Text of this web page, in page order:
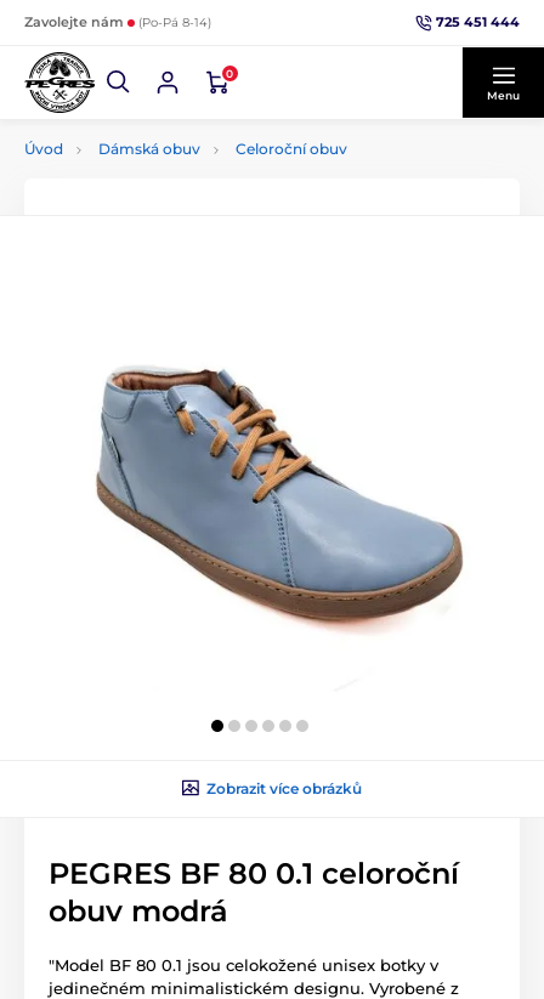
Zavolejte nám (Po-Pá 8-14) 725 451 444
0
Menu
Úvod Dámská obuv Celoroční obuv
Zobrazit více obrázků
PEGRES BF 80 0.1 celoroční
obuv modrá
"Model BF 80 0.1 jsou celokožené unisex botky v
jedinečném minimalistickém designu. Vyrobené z